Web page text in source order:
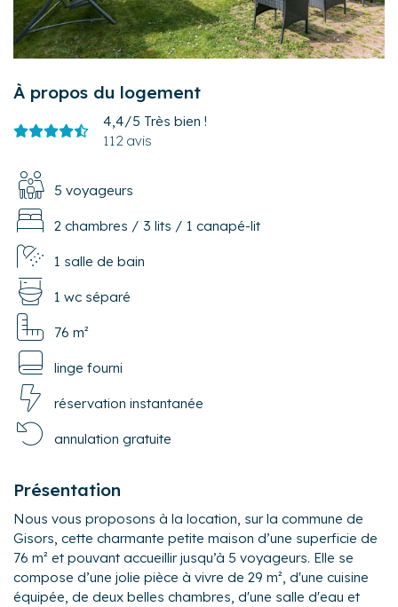
À propos du logement
4,4/5 Très bien !
112 avis
5 voyageurs
2 chambres / 3 lits / 1 canapé-lit
1 salle de bain
1 wc séparé
76 m²
linge fourni
réservation instantanée
annulation gratuite
Présentation
Nous vous proposons à la location, sur la commune de
Gisors, cette charmante petite maison d’une superficie de
76 m² et pouvant accueillir jusqu’à 5 voyageurs. Elle se
compose d’une jolie pièce à vivre de 29 m², d'une cuisine
équipée, de deux belles chambres, d'une salle d'eau et